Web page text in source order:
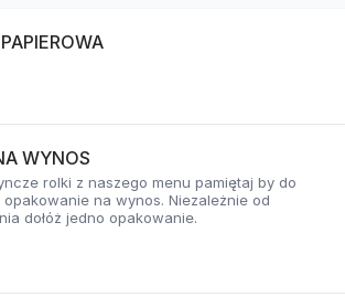
WYNOS
rolki z naszego menu pamiętaj by do
na wynos. Niezależnie od
dołóż jedno opakowanie.